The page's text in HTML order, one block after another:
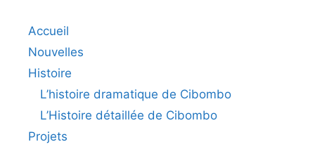
Accueil
Nouvelles
Histoire
L’histoire dramatique de Cibombo
L’Histoire détaillée de Cibombo
Projets